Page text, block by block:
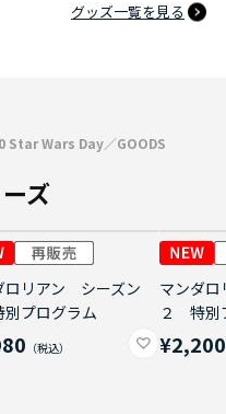
グッズ一覧を見る
Star Wars Day／GOODS
ズ
ロリアン シーズン
プログラム
マンダ
２ 特別
¥2,200